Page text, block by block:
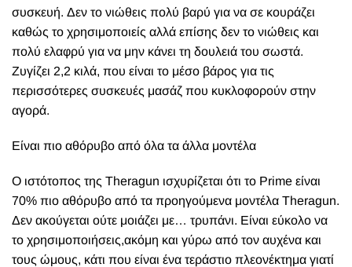
συσκευή. Δεν το νιώθεις πολύ βαρύ για να σε κουράζει
καθώς το χρησιμοποιείς αλλά επίσης δεν το νιώθεις και
πολύ ελαφρύ για να μην κάνει τη δουλειά του σωστά.
Ζυγίζει 2,2 κιλά, που είναι το μέσο βάρος για τις
περισσότερες συσκευές μασάζ που κυκλοφορούν στην
αγορά.
Είναι πιο αθόρυβο από όλα τα άλλα μοντέλα
Ο ιστότοπος της Theragun ισχυρίζεται ότι το Prime είναι
70% πιο αθόρυβο από τα προηγούμενα μοντέλα Theragun.
Δεν ακούγεται ούτε μοιάζει με… τρυπάνι. Είναι εύκολο να
το χρησιμοποιήσεις,ακόμη και γύρω από τον αυχένα και
τους ώμους, κάτι που είναι ένα τεράστιο πλεονέκτημα γιατί